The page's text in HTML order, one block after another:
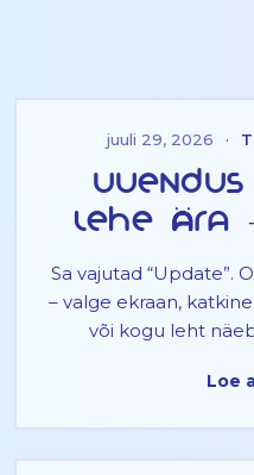
juuli 29, 2026 ·
lehe ära
Sa vajutad “Update”.
– valge ekraan,
või kogu leht
Loe